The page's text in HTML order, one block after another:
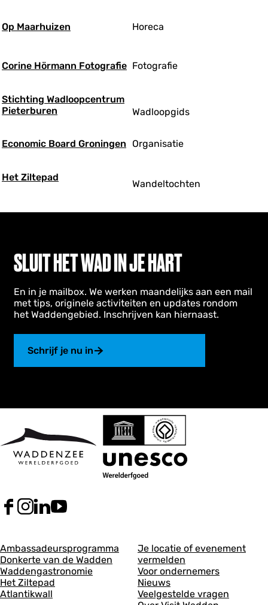
Op Maarhuizen Horeca
Corine Hörmann Fotografie Fotografie
Stichting Wadloopcentrum
Pieterburen
Wadloopgids
Economic Board Groningen Organisatie
Het Ziltepad
Wandeltochten
SLUIT HET WAD IN JE HART
En in je mailbox. We werken maandelijks aan een mail
met tips, originele activiteiten en updates rondom
het Waddengebied. Inschrijven kan hiernaast.
Schrijf je nu in
A
l
g
Ambassadeursprogramma
Donkerte van de Wadden
Waddengastronomie
Het Ziltepad
Atlantikwall
A
l
g
Je locatie of evenement
vermelden
Voor ondernemers
Nieuws
Veelgestelde vragen
e
b
o
o
k
I
t
a
g
r
a
L
k
e
d
I
n
Y
T
u
b